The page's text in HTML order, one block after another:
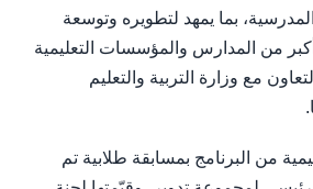
بما يمهد لتطويره وتوسعة
من المدارس والمؤسسات التعليمية
مع وزارة التربية والتعليم
من البرنامج بمسابقة طلابية تم